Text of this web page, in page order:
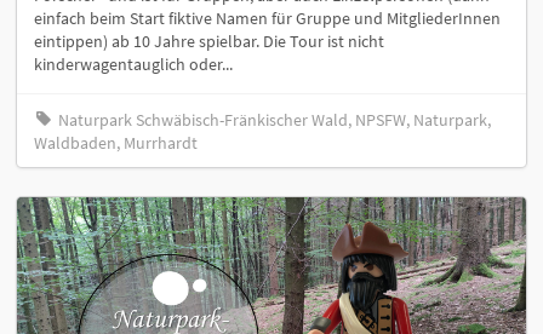
einfach beim Start fiktive Namen für Gruppe und MitgliederInnen
eintippen) ab 10 Jahre spielbar. Die Tour ist nicht
kinderwagentauglich oder...
Naturpark Schwäbisch-Fränkischer Wald, NPSFW, Naturpark,
Waldbaden, Murrhardt